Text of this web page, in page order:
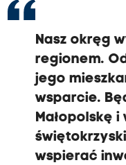
Nasz okręg
regionem.
jego
wsparcie.
Małopolskę
wspierać